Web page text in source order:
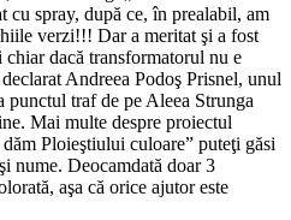
cu spray, după ce, în prealabil, am
verzi!!! Dar a meritat şi a fost
dacă transformatorul nu e
Andreea Podoş Prisnel, unul
traf de pe Aleea Strunga
Mai multe despre proiectul
Ploieştiului culoare” puteţi găsi
nume. Deocamdată doar 3
aşa că orice ajutor este